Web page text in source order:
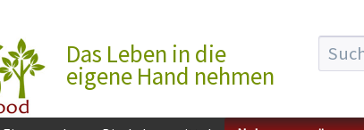
Das Leben in die
eigene Hand nehmen